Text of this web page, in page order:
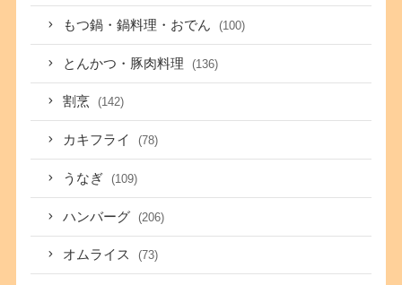
もつ鍋・鍋料理・おでん (100)
とんかつ・豚肉料理 (136)
割烹 (142)
カキフライ (78)
うなぎ (109)
ハンバーグ (206)
オムライス (73)